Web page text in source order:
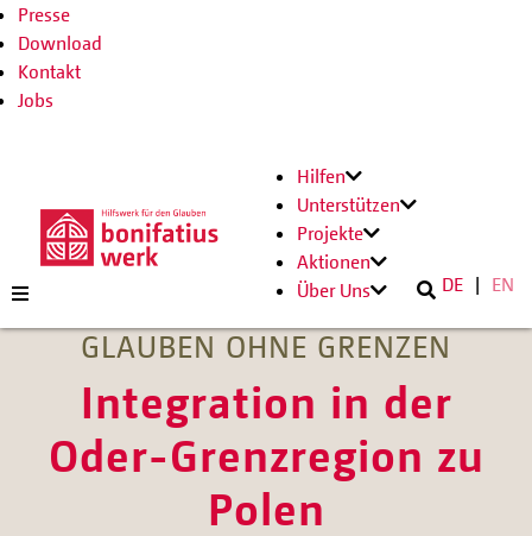
Presse
Download
Kontakt
Jobs
Hilfen
Unterstützen
Projekte
Aktionen
Über Uns
DE EN
GLAUBEN OHNE GRENZEN
Integration in der
Oder-Grenzregion zu
Polen